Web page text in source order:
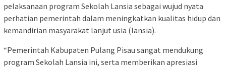
pelaksanaan program Sekolah Lansia sebagai wujud nyata
perhatian pemerintah dalam meningkatkan kualitas hidup dan
kemandirian masyarakat lanjut usia (lansia).
“Pemerintah Kabupaten Pulang Pisau sangat mendukung
program Sekolah Lansia ini, serta memberikan apresiasi